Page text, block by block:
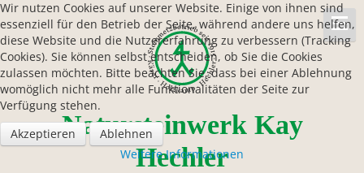
Natursteinwerk Kay
Hechler
Wir nutzen Cookies auf unserer Website. Einige von ihnen sind
essenziell für den Betrieb der Seite, während andere uns helfen,
diese Website und die Nutzererfahrung zu verbessern (Tracking
Cookies). Sie können selbst entscheiden, ob Sie die Cookies
zulassen möchten. Bitte beachten Sie, dass bei einer Ablehnung
womöglich nicht mehr alle Funktionalitäten der Seite zur
Verfügung stehen.
Akzeptieren
Ablehnen
Weitere Informationen